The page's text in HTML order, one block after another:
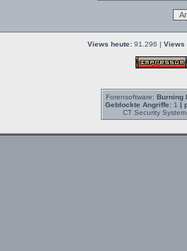
Views heute: 91.296 | Views
Forensoftware: Burning
Geblockte Angriffe:1 |
CT Security